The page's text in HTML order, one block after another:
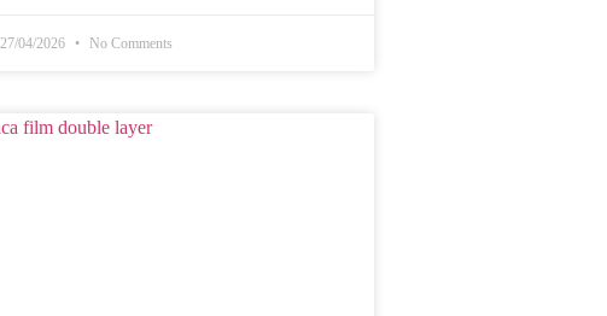
27/04/2026 No Comments